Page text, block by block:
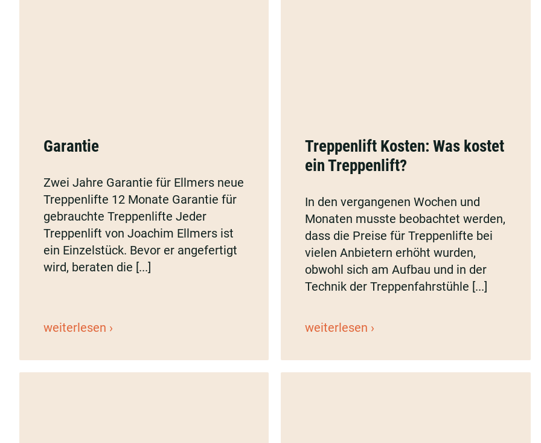
Garantie
Zwei Jahre Garantie für Ellmers neue
Treppenlifte 12 Monate Garantie für
gebrauchte Treppenlifte Jeder
Treppenlift von Joachim Ellmers ist
ein Einzelstück. Bevor er angefertigt
wird, beraten die [...]
weiterlesen Garantie
Kosten:
kostet
Treppenlift?
Treppenlift Kosten: Was kostet
ein Treppenlift?
In den vergangenen Wochen und
Monaten musste beobachtet werden,
dass die Preise für Treppenlifte bei
vielen Anbietern erhöht wurden,
obwohl sich am Aufbau und in der
Technik der Treppenfahrstühle [...]
weiterlesen Treppenlift
Was